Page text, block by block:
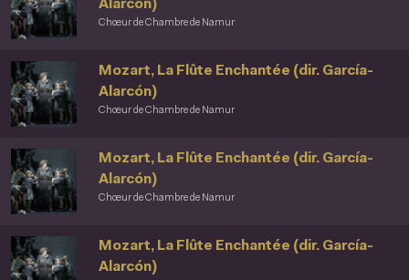
Chœur de Chambre de Namur
Alarcón)
Chœur de Chambre de Namur
Mozart, La Flûte Enchantée (dir. García-
Alarcón)
Chœur de Chambre de Namur
Mozart, La Flûte Enchantée (dir. García-
Alarcón)
Mozart, La Flûte Enchantée (dir. García-
Alarcón)